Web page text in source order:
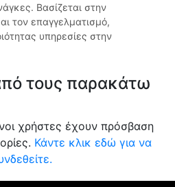
Βασίζεται στην
τον επαγγελματισμό,
υπηρεσίες στην
τους παρακάτω
χρήστες έχουν πρόσβαση
Κάντε κλικ εδώ για να